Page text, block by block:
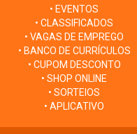
• EVENTOS
• CLASSIFICADOS
• VAGAS DE EMPREGO
• BANCO DE CURRÍCULOS
• CUPOM DESCONTO
• SHOP ONLINE
• SORTEIOS
• APLICATIVO